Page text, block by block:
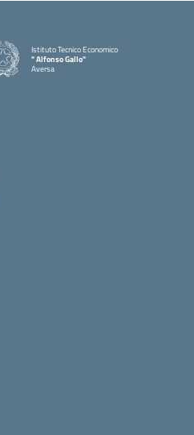
Istituto Tecnico Economico
" Alfonso Gallo"
Aversa